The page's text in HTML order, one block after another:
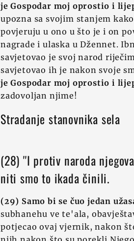
je Gospodar moj oprostio i
upozna sa svojim stanjem
povjeruju u ono u što je i on
nagrade i ulaska u Džennet.
savjetovao je svoj narod
savjetovao ih je nakon svoje
je Gospodar moj oprostio i
zadovoljan njime!
Stradanje stanovnika sela
(28) ''I protiv naroda
niti smo to ikada činili.
(29) Samo bi se čuo jedan
subhanehu ve te'ala,
potjecao ovaj vjernik, nakon